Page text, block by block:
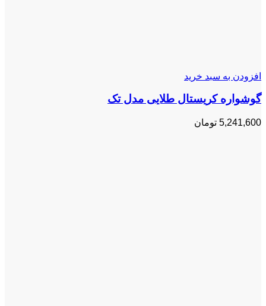
افزودن به سبد خرید
گوشواره کریستال طلایی مدل تک
5,241,600 تومان